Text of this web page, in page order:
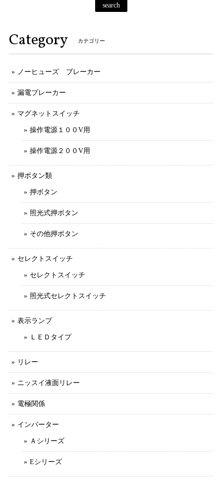
search
Category カテゴリー
ノーヒューズ ブレーカー
漏電ブレーカー
マグネットスイッチ
操作電源１００V用
操作電源２００V用
押ボタン類
押ボタン
照光式押ボタン
その他押ボタン
セレクトスイッチ
セレクトスイッチ
照光式セレクトスイッチ
表示ランプ
ＬＥＤタイプ
リレー
ニッスイ液面リレー
電極関係
インバーター
Ａシリーズ
Eシリーズ